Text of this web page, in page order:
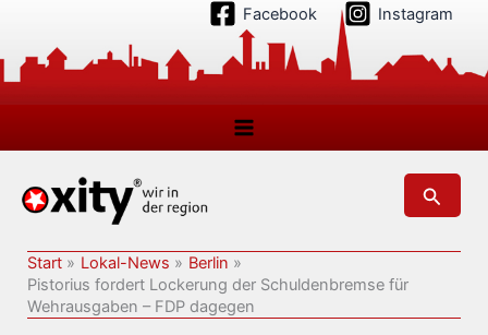
springen
Facebook Instagram
Suchen
Start Lokal-News
Berlin
Pistorius fordert Lockerung der Schuldenbremse für
Wehrausgaben – FDP dagegen